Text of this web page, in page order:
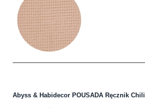
Abyss & Habidecor POUSADA Ręcznik Chili